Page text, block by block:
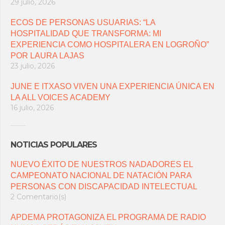
29 julio, 2026
ECOS DE PERSONAS USUARIAS: “LA
HOSPITALIDAD QUE TRANSFORMA: MI
EXPERIENCIA COMO HOSPITALERA EN LOGROÑO”
POR LAURA LAJAS
23 julio, 2026
JUNE E ITXASO VIVEN UNA EXPERIENCIA ÚNICA EN
LA ALL VOICES ACADEMY
16 julio, 2026
NOTICIAS POPULARES
NUEVO ÉXITO DE NUESTROS NADADORES EL
CAMPEONATO NACIONAL DE NATACIÓN PARA
PERSONAS CON DISCAPACIDAD INTELECTUAL
2 Comentario(s)
APDEMA PROTAGONIZA EL PROGRAMA DE RADIO